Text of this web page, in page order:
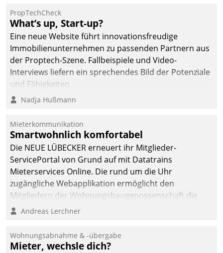
Datatrain ermöglicht
automatisiert ausgelöste,
zielgerichtete
Mieterbefragungen – eine
starke Grundlage für
intelligente,
Entscheidungen.
PropTechCheck
What’s up, Start-up?
Eine neue Website führt innovationsfreudige
Immobilienunternehmen zu passenden Partnern aus
der Proptech-Szene. Fallbeispiele und Video-
Interviews liefern ein sprechendes Bild der Potenziale
und Fähigkeiten.
Nadja Hußmann
Mieterkommunikation
Smartwohnlich komfortabel
Die NEUE LÜBECKER erneuert ihr Mitglieder-
ServicePortal von Grund auf mit Datatrains
Mieterservices Online. Die rund um die Uhr
zugängliche Webapplikation ermöglicht den
Mitgliedern der Wohnungs­bau­genossenschaft die
Kontaktaufnahme per Smartphone, Tablet oder PC.
Andreas Lerchner
Wohnungsabnahme & -übergabe
Mieter, wechsle dich?